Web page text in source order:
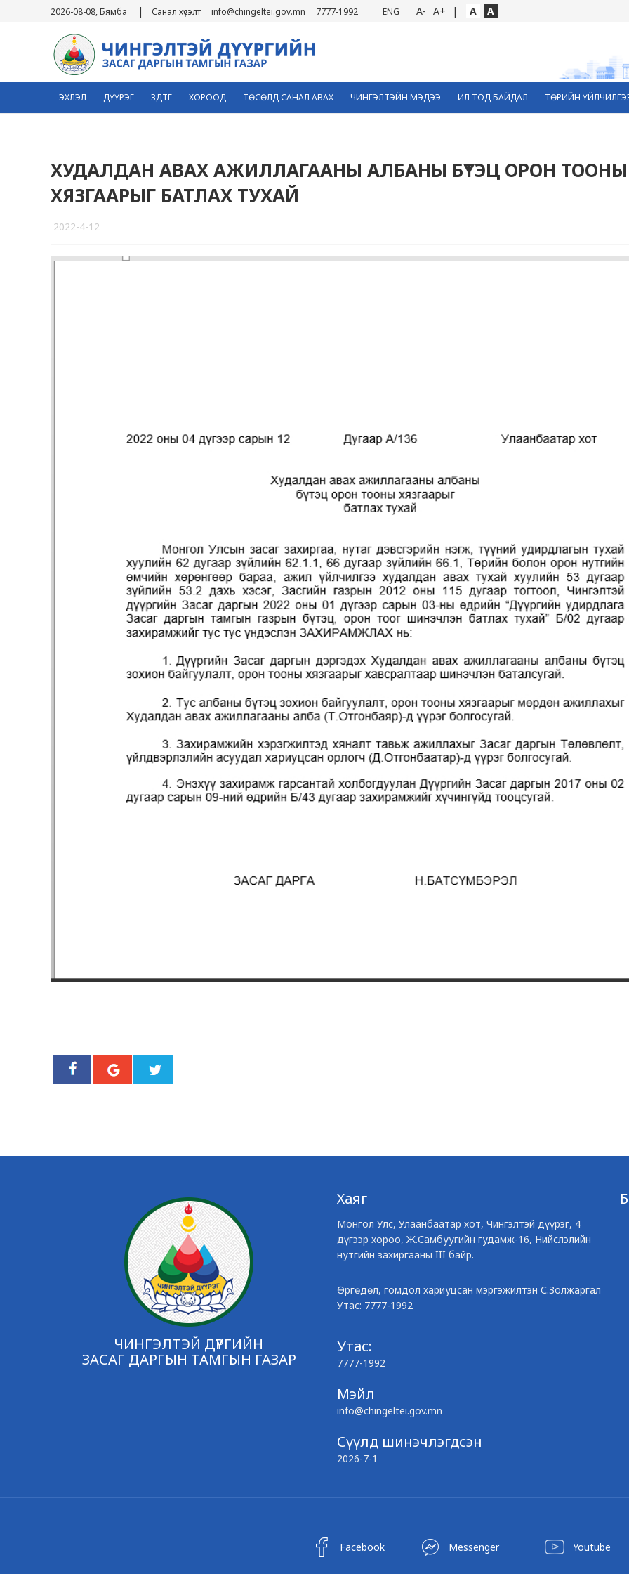
2026-08-08, Бямба | Санал хүсэлт info@chingeltei.gov.mn 7777-1992 ENG A- A+ | A A
ЭХЛЭЛ ДҮҮРЭГ ЗДТГ ХОРООД ТӨСӨЛД САНАЛ АВАХ ЧИНГЭЛТЭЙН МЭДЭЭ ИЛ ТОД БАЙДАЛ ТӨРИЙН
ХУДАЛДАН АВАХ АЖИЛЛАГААНЫ АЛБАНЫ БҮТЭЦ ОРОН ТООНЫ
ХЯЗГААРЫГ БАТЛАХ ТУХАЙ
2022-4-12
ЧИНГЭЛТЭЙ ДҮҮРГИЙН
ЗАСАГ ДАРГЫН ТАМГЫН ГАЗАР
Хаяг
Монгол Улс, Улаанбаатар хот, Чингэлтэй дүүрэг, 4
дүгээр хороо, Ж.Самбуугийн гудамж-16, Нийслэлийн
нутгийн захиргааны III байр.
Өргөдөл, гомдол хариуцсан мэргэжилтэн С.Золжаргал
Утас: 7777-1992
Утас:
7777-1992
Мэйл
info@chingeltei.gov.mn
Сүүлд шинэчлэгдсэн
2026-7-1
Facebook Messenger Youtube